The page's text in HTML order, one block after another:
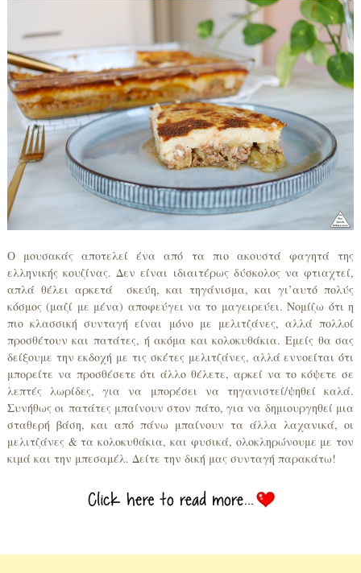
Ο μουσακάς αποτελεί ένα από τα πιο ακουστά φαγητά της
ελληνικής κουζίνας. Δεν είναι ιδιαιτέρως δύσκολος να φτιαχτεί,
απλά θέλει αρκετά σκεύη, και τηγάνισμα, και γι’αυτό πολύς
κόσμος (μαζί με μένα) αποφεύγει να το μαγειρεύει. Νομίζω ότι η
πιο κλασσική συνταγή είναι μόνο με μελιτζάνες, αλλά πολλοί
προσθέτουν και πατάτες, ή ακόμα και κολοκυθάκια. Εμείς θα σας
δείξουμε την εκδοχή με τις σκέτες μελιτζάνες, αλλά εννοείται ότι
μπορείτε να προσθέσετε ότι άλλο θέλετε, αρκεί να το κόψετε σε
λεπτές λωρίδες, για να μπορέσει να τηγανιστεί/ψηθεί καλά.
Συνήθως οι πατάτες μπαίνουν στον πάτο, για να δημιουργηθεί μια
σταθερή βάση, και από πάνω μπαίνουν τα άλλα λαχανικά, οι
μελιτζάνες & τα κολοκυθάκια, και φυσικά, ολοκληρώνουμε με τον
κιμά και την μπεσαμέλ. Δείτε την δική μας συνταγή παρακάτω!